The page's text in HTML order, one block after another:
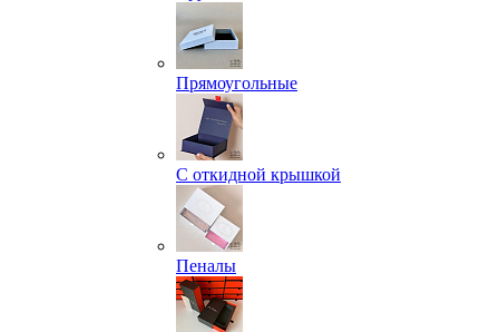
Прямоугольные
С откидной крышкой
Пеналы